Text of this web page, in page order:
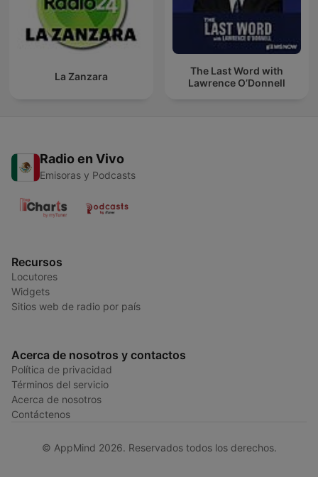
La Zanzara
The Last Word with
Lawrence O’Donnell
Radio en Vivo
Emisoras y Podcasts
Recursos
Locutores
Widgets
Sitios web de radio por país
Acerca de nosotros y contactos
Política de privacidad
Términos del servicio
Acerca de nosotros
Contáctenos
© AppMind 2026. Reservados todos los derechos.